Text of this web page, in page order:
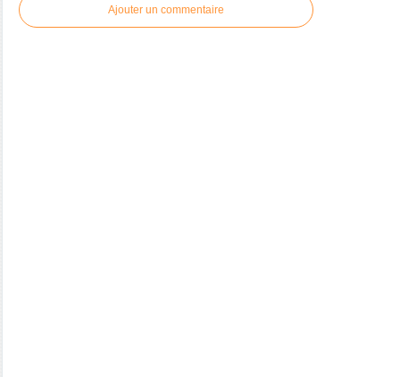
Ajouter un commentaire